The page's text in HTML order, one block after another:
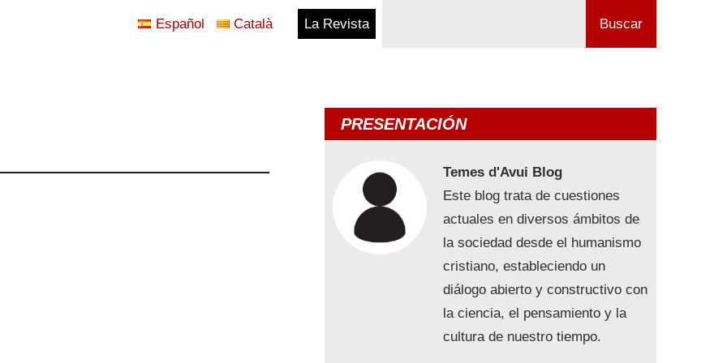
Buscar
Español Català La Revista
PRESENTACIÓN
Temes d'Avui Blog
Este blog trata de cuestiones
actuales en diversos ámbitos de
la sociedad desde el humanismo
cristiano, estableciendo un
diálogo abierto y constructivo con
la ciencia, el pensamiento y la
cultura de nuestro tiempo.